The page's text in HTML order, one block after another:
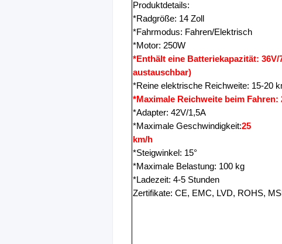
Produktdetails:
*Radgröße: 14 Zoll
*Fahrmodus: Fahren/Elektrisch
*Motor: 250W
*Enthält eine Batteriekapazität: 36V/
austauschbar)
*Reine elektrische Reichweite: 15-20
*Maximale Reichweite beim Fahren:
*Adapter: 42V/1,5A
*Maximale Geschwindigkeit:25
km/h
*Steigwinkel: 15°
*Maximale Belastung: 100 kg
*Ladezeit: 4-5 Stunden
Zertifikate: CE, EMC, LVD, ROHS,